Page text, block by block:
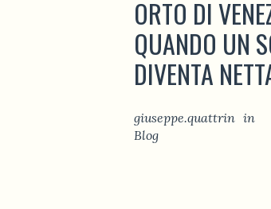
ORTO DI
QUANDO UN
DIVENTA
giuseppe.quattrin in
Blog